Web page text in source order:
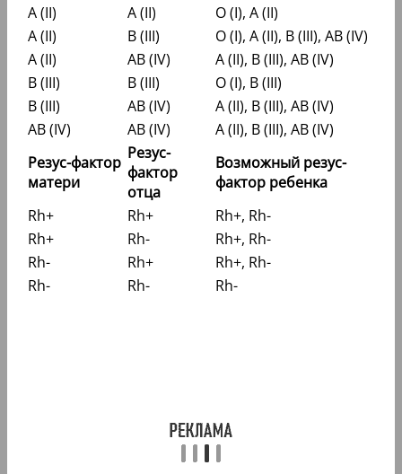
A (II)
A (II)
O (I), A (II)
A (II)
B (III)
O (I), A (II), B (III), AB (IV)
A (II)
AB (IV)
A (II), B (III), AB (IV)
B (III)
B (III)
O (I), B (III)
B (III)
AB (IV)
A (II), B (III), AB (IV)
AB (IV)
AB (IV)
A (II), B (III), AB (IV)
Резус-фактор
матери
Резус-
фактор
отца
Возможный резус-
фактор ребенка
Rh+
Rh+
Rh+, Rh-
Rh+
Rh-
Rh+, Rh-
Rh-
Rh+
Rh+, Rh-
Rh-
Rh- Rh-